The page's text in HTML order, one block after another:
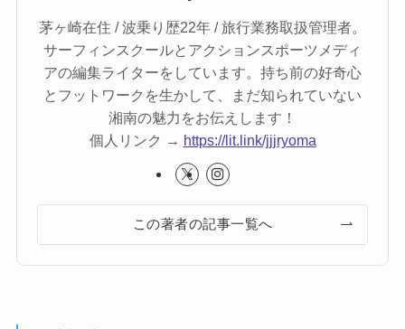
茅ヶ崎在住 / 波乗り歴22年 / 旅行業務取扱管理者。
サーフィンスクールとアクションスポーツメディ
アの編集ライターをしています。持ち前の好奇心
とフットワークを生かして、まだ知られていない
湘南の魅力をお伝えします！
個人リンク → https://lit.link/jjjryoma
この著者の記事一覧へ